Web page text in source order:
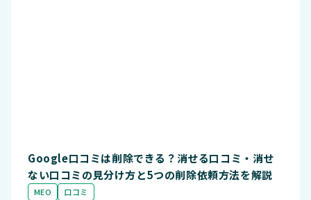
Google口コミは削除できる？消せる口コミ・消せ
ない口コミの見分け方と5つの削除依頼方法を解説
MEO
口コミ